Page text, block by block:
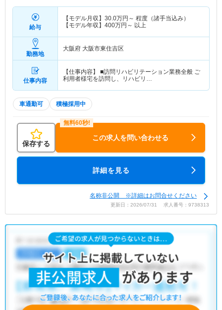
給与
【モデル月収】 30.0万円～ 程度（諸手当込み）
【モデル年収】 400万円～ 以上
勤務地
大阪府 大阪市東住吉区
仕事内容
【仕事内容】 ■訪問リハビリテーション業務全般 ご
利用者様宅を訪問し、リハビリ…
車通勤可 積極採用中
保存する
この求人を問い合わせる
詳細を見る
名称非公開 ※詳細はお問合せください
更新日：2026/07/31 求人番号：9738313